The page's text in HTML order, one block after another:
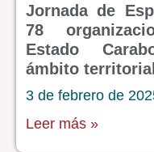
Jornada de
78
Estado
ámbito
3 de febrero de
Leer más »